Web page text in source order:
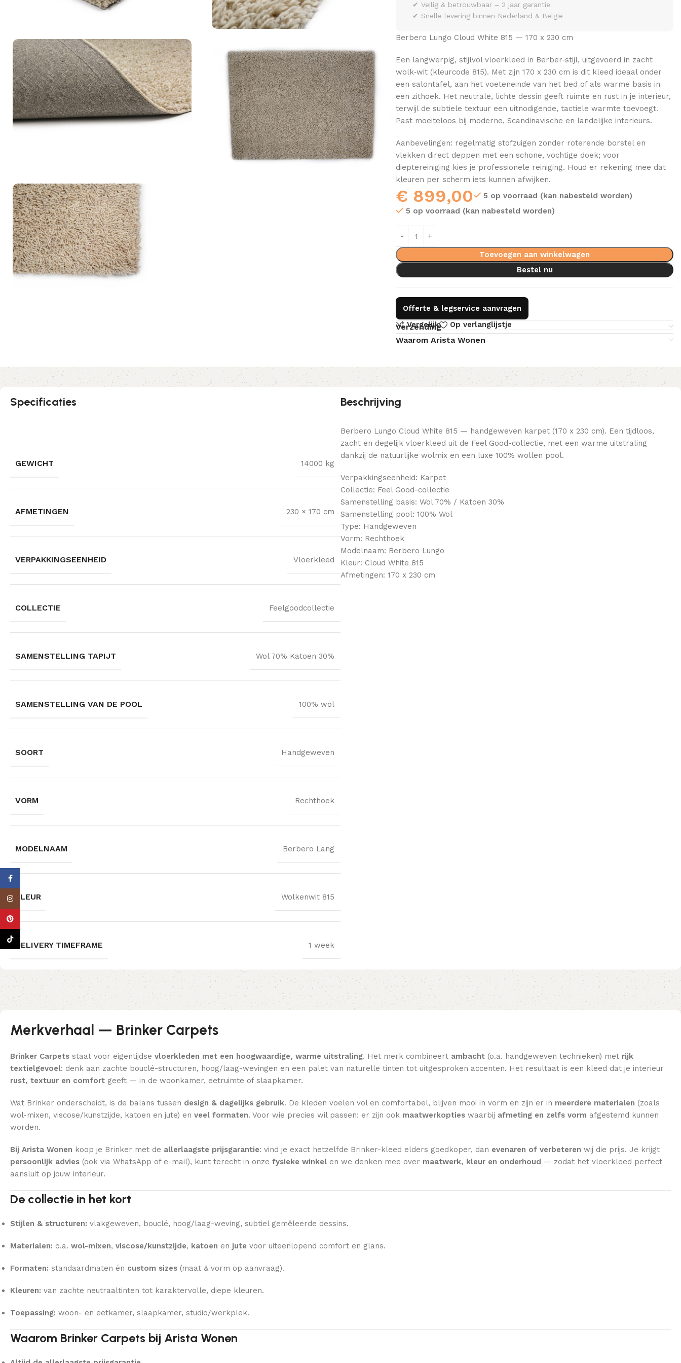
✔ Veilig & betrouwbaar – 2 jaar garantie
✔ Snelle levering binnen Nederland & België
Berbero Lungo Cloud White 815 — 170 x 230 cm
Een langwerpig, stijlvol vloerkleed in Berber‑stijl, uitgevoerd in zacht
wolk‑wit (kleurcode 815). Met zijn 170 x 230 cm is dit kleed ideaal onder
een salontafel, aan het voeteneinde van het bed of als warme basis in
een zithoek. Het neutrale, lichte dessin geeft ruimte en rust in je interieur,
terwijl de subtiele textuur een uitnodigende, tactiele warmte toevoegt.
Past moeiteloos bij moderne, Scandinavische en landelijke interieurs.
Aanbevelingen: regelmatig stofzuigen zonder roterende borstel en
vlekken direct deppen met een schone, vochtige doek; voor
dieptereiniging kies je professionele reiniging. Houd er rekening mee dat
kleuren per scherm iets kunnen afwijken.
€ 899,00
5 op voorraad (kan nabesteld worden)
5 op voorraad (kan nabesteld worden)
Toevoegen aan winkelwagen
Bestel nu
Offerte & legservice aanvragen
Vergelijk
Op verlanglijstje
Verzending
Waarom Arista Wonen
Specificaties
GEWICHT 14000 kg
AFMETINGEN 230 × 170 cm
VERPAKKINGSEENHEID Vloerkleed
COLLECTIE Feelgoodcollectie
SAMENSTELLING TAPIJT Wol 70% Katoen 30%
SAMENSTELLING VAN DE POOL 100% wol
SOORT Handgeweven
VORM Rechthoek
MODELNAAM Berbero Lang
KLEUR Wolkenwit 815
DELIVERY TIMEFRAME 1 week
Beschrijving
Berbero Lungo Cloud White 815 — handgeweven karpet (170 x 230 cm). Een tijdloos,
zacht en degelijk vloerkleed uit de Feel Good-collectie, met een warme uitstraling
dankzij de natuurlijke wolmix en een luxe 100% wollen pool.
Verpakkingseenheid: Karpet
Collectie: Feel Good-collectie
Samenstelling basis: Wol 70% / Katoen 30%
Samenstelling pool: 100% Wol
Type: Handgeweven
Vorm: Rechthoek
Modelnaam: Berbero Lungo
Kleur: Cloud White 815
Afmetingen: 170 x 230 cm
Merkverhaal — Brinker Carpets
Brinker Carpets staat voor eigentijdse vloerkleden met een hoogwaardige, warme uitstraling. Het merk combineert ambacht (o.a. handgeweven technieken) met rijk
textielgevoel: denk aan zachte bouclé-structuren, hoog/laag-wevingen en een palet van naturelle tinten tot uitgesproken accenten. Het resultaat is een kleed dat je interieur
rust, textuur en comfort geeft — in de woonkamer, eetruimte of slaapkamer.
Wat Brinker onderscheidt, is de balans tussen design & dagelijks gebruik. De kleden voelen vol en comfortabel, blijven mooi in vorm en zijn er in meerdere materialen (zoals
wol-mixen, viscose/kunstzijde, katoen en jute) en veel formaten. Voor wie precies wil passen: er zijn ook maatwerkopties waarbij afmeting en zelfs vorm afgestemd kunnen
worden.
Bij Arista Wonen koop je Brinker met de allerlaagste prijsgarantie: vind je exact hetzelfde Brinker-kleed elders goedkoper, dan evenaren of verbeteren wij die prijs. Je krijgt
persoonlijk advies (ook via WhatsApp of e-mail), kunt terecht in onze fysieke winkel en we denken mee over maatwerk, kleur en onderhoud — zodat het vloerkleed perfect
aansluit op jouw interieur.
De collectie in het kort
Stijlen & structuren: vlakgeweven, bouclé, hoog/laag-weving, subtiel gemêleerde dessins.
Materialen: o.a. wol-mixen, viscose/kunstzijde, katoen en jute voor uiteenlopend comfort en glans.
Formaten: standaardmaten én custom sizes (maat & vorm op aanvraag).
Kleuren: van zachte neutraaltinten tot karaktervolle, diepe kleuren.
Toepassing: woon- en eetkamer, slaapkamer, studio/werkplek.
Waarom Brinker Carpets bij Arista Wonen
Instagram